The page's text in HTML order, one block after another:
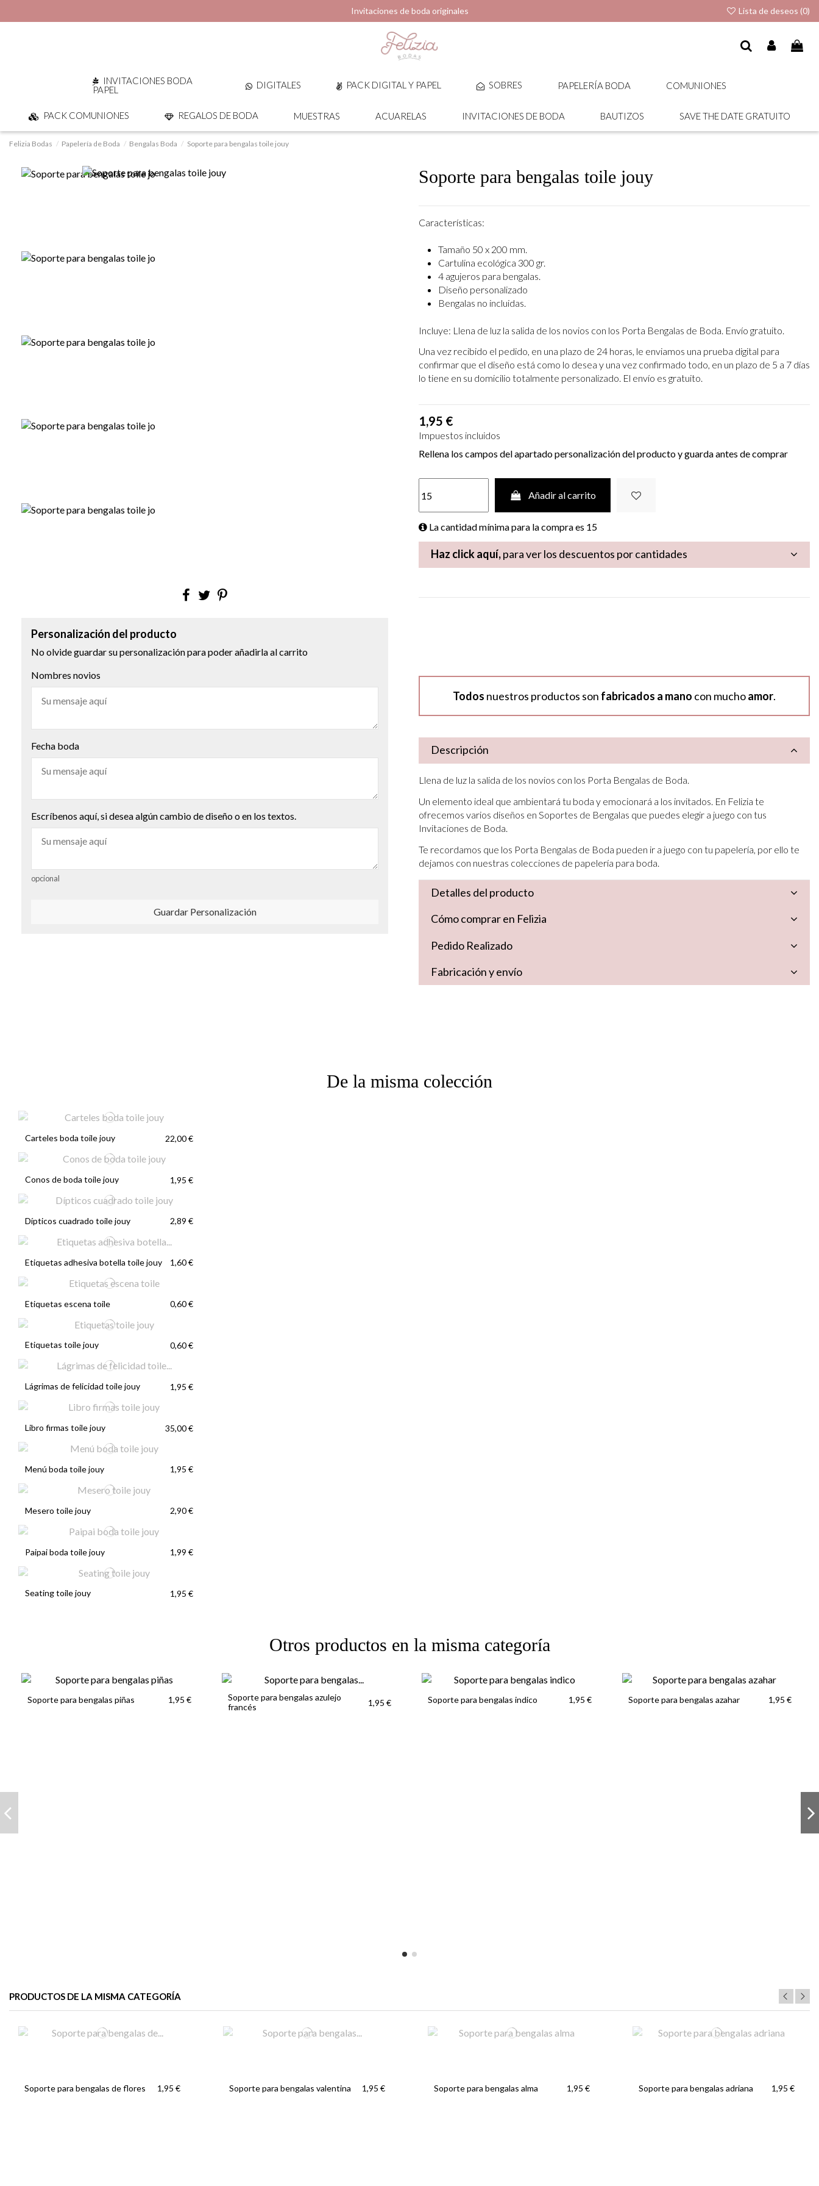
Invitaciones de boda originales Lista de deseos (0)
INVITACIONES BODA
PAPEL
DIGITALES PACK DIGITAL Y PAPEL SOBRES PAPELERÍA BODA COMUNIONES
PACK COMUNIONES REGALOS DE BODA MUESTRAS ACUARELAS INVITACIONES DE BODA BAUTIZOS SAVE THE DATE GRATUITO
Felizia Bodas Papelería de Boda Bengalas Boda Soporte para bengalas toile jouy
Personalización del producto
No olvide guardar su personalización para poder añadirla al carrito
Nombres novios
Fecha boda
Escríbenos aquí, si desea algún cambio de diseño o en los textos.
opcional
Guardar Personalización
Soporte para bengalas toile jouy
Características:
Tamaño 50 x 200 mm.
Cartulina ecológica 300 gr.
4 agujeros para bengalas.
Diseño personalizado
Bengalas no incluidas.
Incluye: Llena de luz la salida de los novios con los Porta Bengalas de Boda. Envío gratuito.
Una vez recibido el pedido, en una plazo de 24 horas, le enviamos una prueba digital para
confirmar que el diseño está como lo desea y una vez confirmado todo, en un plazo de 5 a 7 días
lo tiene en su domicilio totalmente personalizado. El envío es gratuito.
1,95 €
Impuestos incluidos
Rellena los campos del apartado personalización del producto y guarda antes de comprar
Añadir al carrito
La cantidad mínima para la compra es 15
Haz click aquí,para ver los descuentos por cantidades
Todos nuestros productos son fabricados a mano con muchoamor.
Descripción
Llena de luz la salida de los novios con los Porta Bengalas de Boda.
Un elemento ideal que ambientará tu boda y emocionará a los invitados. En Felizia te
ofrecemos varios diseños en Soportes de Bengalas que puedes elegir a juego con tus
Invitaciones de Boda.
Te recordamos que los Porta Bengalas de Boda pueden ir a juego con tu papelería, por ello te
dejamos con nuestras colecciones de papelería para boda.
Detalles del producto
Cómo comprar en Felizia
Pedido Realizado
Fabricación y envío
De la misma colección
Carteles boda toile jouy 22,00 €
Conos de boda toile jouy 1,95 €
Dípticos cuadrado toile jouy 2,89 €
Etiquetas adhesiva botella toile jouy 1,60 €
Etiquetas escena toile 0,60 €
Etiquetas toile jouy 0,60 €
Lágrimas de felicidad toile jouy 1,95 €
Libro firmas toile jouy 35,00 €
Menú boda toile jouy 1,95 €
Mesero toile jouy 2,90 €
Paipai boda toile jouy 1,99 €
Seating toile jouy 1,95 €
Otros productos en la misma categoría
Soporte para bengalas piñas 1,95 €
Soporte para bengalas azulejo
francés
1,95 € Soporte para bengalas indico 1,95 € Soporte para bengalas azahar 1,95 €
PRODUCTOS DE LA MISMA CATEGORÍA
Soporte para bengalas de flores 1,95 € Soporte para bengalas valentina 1,95 € Soporte para bengalas alma 1,95 € Soporte para bengalas adriana 1,95 €